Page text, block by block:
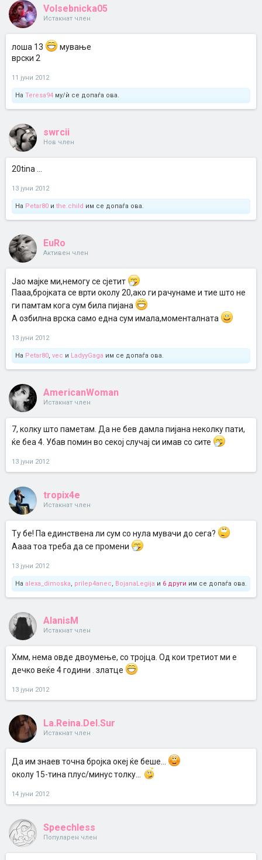
Volsebnicka05
Истакнат член
лоша 13
мување
врски 2
11 јуни 2012
На Teresa94 му/ѝ се допаѓа ова.
swrcii
Нов член
20tina ...
13 јуни 2012
На Petar80 и the.child им се допаѓа ова.
EuRo
Активен член
Јао мајке ми,немогу се сјетит
Пааа,бројката се врти околу 20,ако ги рачунаме и тие што не
ги памтам кога сум била пијана
А озбилна врска само една сум имала,моменталната
13 јуни 2012
На Petar80, vec и LadyyGaga им се допаѓа ова.
AmericanWoman
Истакнат член
7, колку што паметам. Да не бев дамла пијана неколку пати,
ќе беа 4. Убав помин во секој случај си имав со сите
13 јуни 2012
tropix4e
Истакнат член
Ту бе! Па единствена ли сум со нула мувачи до сега?
Аааа тоа треба да се промени
13 јуни 2012
На alexa_dimoska, prilep4anec, BojanaLegija и 6 други им се допаѓа ова.
AlanisM
Истакнат член
Хмм, нема овде двоумење, со тројца. Од кои третиот ми е
дечко веќе 4 години . златце
13 јуни 2012
La.Reina.Del.Sur
Истакнат член
Да им знаев точна бројка океј ќе беше...
околу 15-тина плус/минус толку...
14 јуни 2012
Speechless
Популарен член